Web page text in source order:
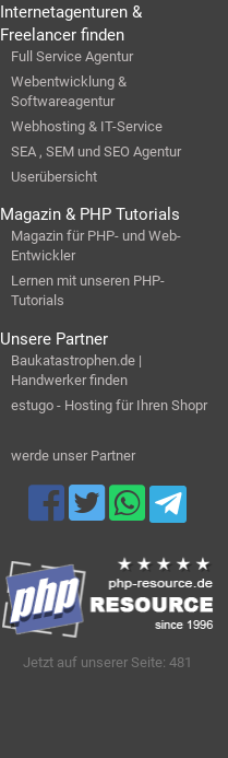
Internetagenturen &
Freelancer finden
Full Service Agentur
Webentwicklung &
Softwareagentur
Webhosting & IT-Service
SEA , SEM und SEO Agentur
Userübersicht
Magazin & PHP Tutorials
Magazin für PHP- und Web-
Entwickler
Lernen mit unseren PHP-
Tutorials
Unsere Partner
Baukatastrophen.de |
Handwerker finden
estugo - Hosting für Ihren Shopr
werde unser Partner
Jetzt auf unserer Seite: 481